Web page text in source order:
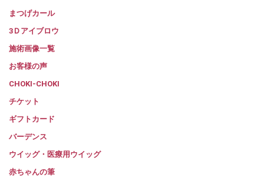
まつげカール
3Ｄアイブロウ
施術画像一覧
お客様の声
CHOKI-CHOKI
チケット
ギフトカード
バーデンス
ウイッグ・医療用ウイッグ
赤ちゃんの筆